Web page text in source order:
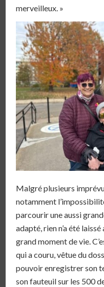
merveilleux. »
Malgré plusieurs
notamment
parcourir une aussi
adapté, rien n’a été
grand moment de vie.
qui a couru, vêtue du
pouvoir enregistrer son
son fauteuil sur les 500